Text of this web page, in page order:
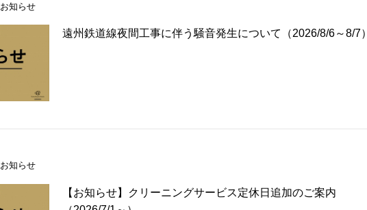
お知らせ
遠州鉄道線夜間工事に伴う騒音発生について（2026/8/6～8/7）
お知らせ
【お知らせ】クリーニングサービス定休日追加のご案内